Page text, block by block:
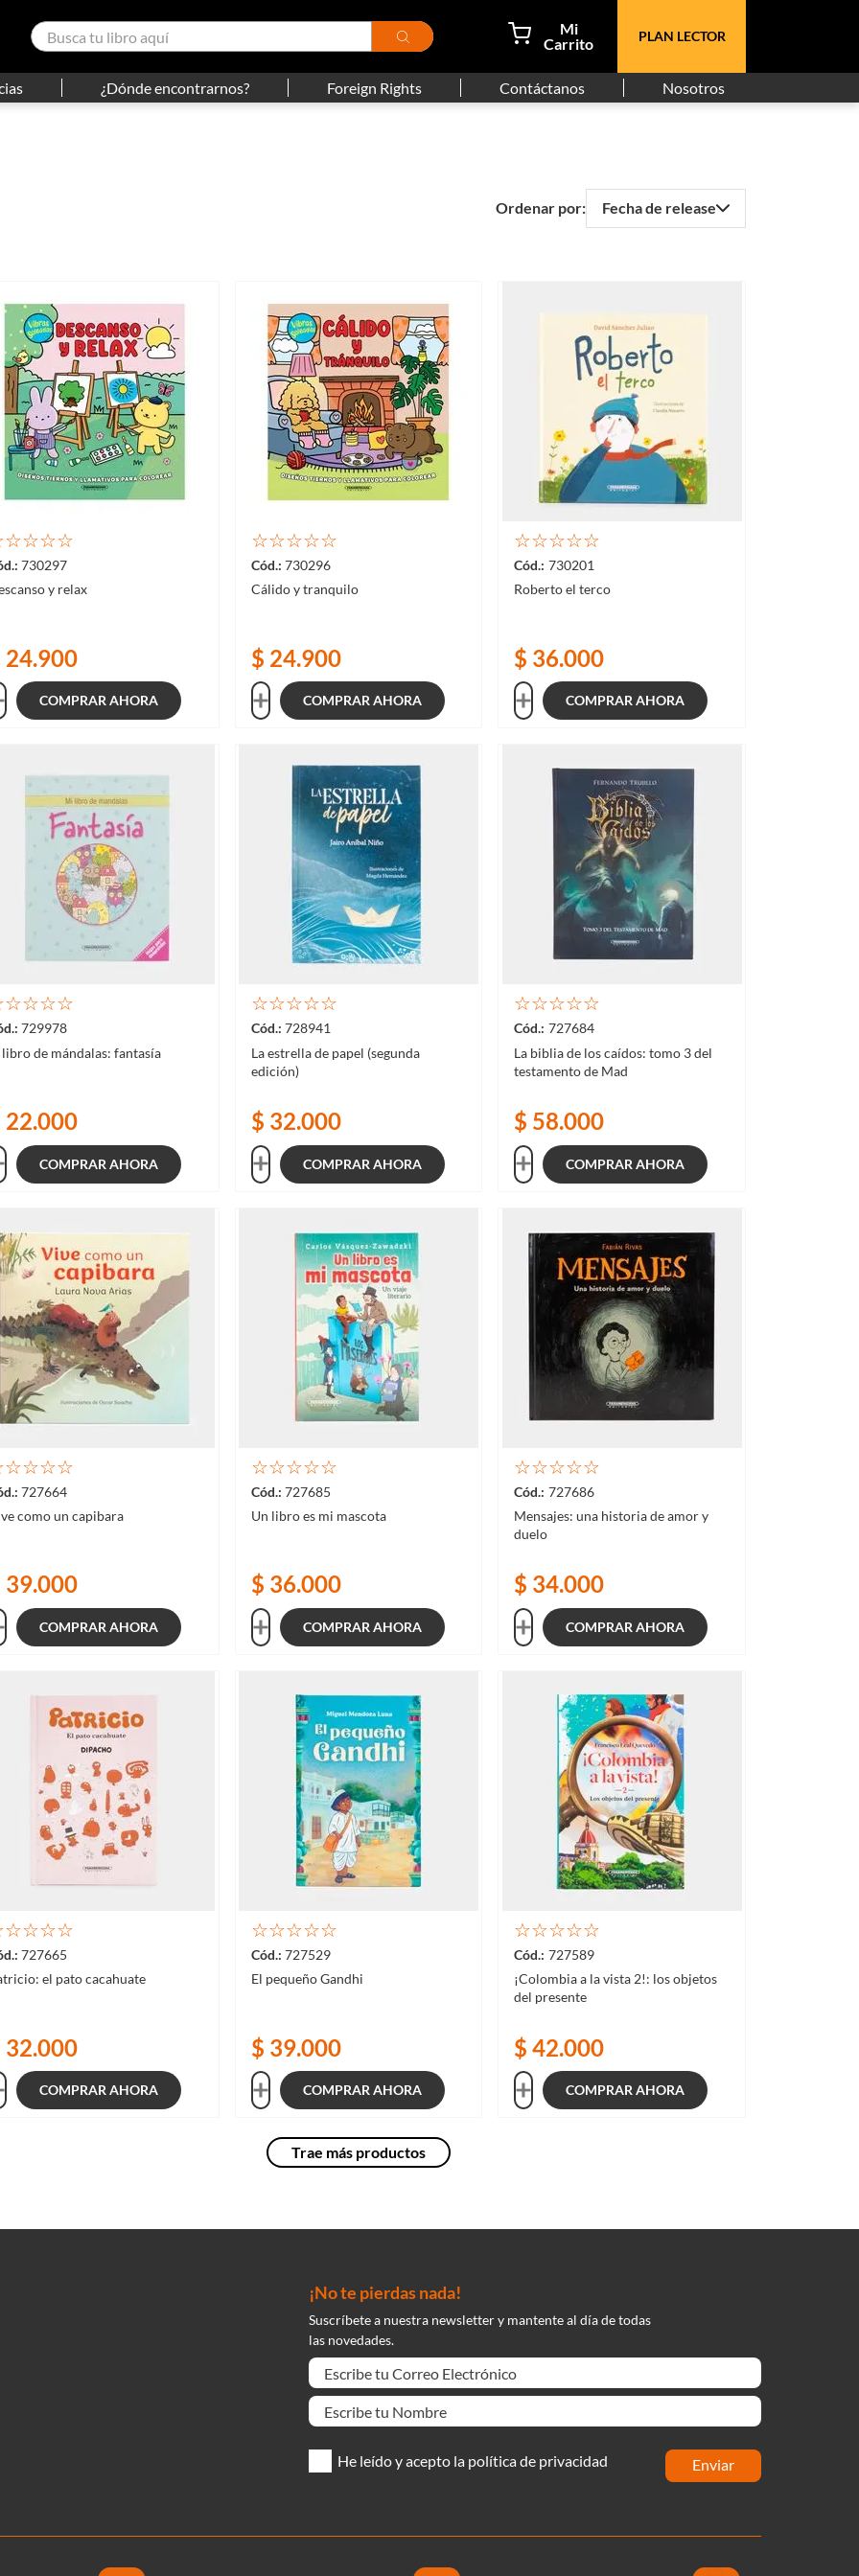
PLAN LECTOR
¿Dónde encontrarnos? Foreign Rights Contáctanos Nosotros
Fecha de release
☆☆☆☆
730297
y relax
24.900
COMPRAR AHORA
☆☆☆☆☆
730296
Cálido y tranquilo
$ 24.900
COMPRAR AHORA
☆☆☆☆☆
730201
Roberto el terco
$ 36.000
COMPRAR AHORA
☆☆☆☆
729978
libro de mándalas: fantasía
22.000
COMPRAR AHORA
☆☆☆☆☆
728941
La estrella de papel (segunda
edición)
$ 32.000
COMPRAR AHORA
☆☆☆☆☆
727684
La biblia de los caídos: tomo 3 del
testamento de Mad
$ 58.000
COMPRAR AHORA
☆☆☆☆
727664
como un capibara
39.000
COMPRAR AHORA
☆☆☆☆☆
727685
Un libro es mi mascota
$ 36.000
COMPRAR AHORA
☆☆☆☆☆
727686
Mensajes: una historia de amor y
duelo
$ 34.000
COMPRAR AHORA
☆☆☆☆
727665
el pato cacahuate
32.000
COMPRAR AHORA
☆☆☆☆☆
727529
El pequeño Gandhi
$ 39.000
COMPRAR AHORA
☆☆☆☆☆
727589
¡Colombia a la vista 2!: los objetos
del presente
$ 42.000
COMPRAR AHORA
¡No te pierdas nada!
Suscríbete a nuestra newsletter y mantente al día de todas
las novedades.
He leído y acepto la política de privacidad enviar